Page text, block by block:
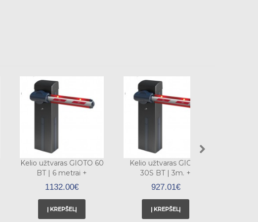
Kelio užtvaras GIOTO 60
BT | 6 metrai +
apsauginė guma
1132.00€
Į KREPŠELĮ
Kelio užtvaras GIOTO
30S BT | 3m. +
apsauginės gumos
927.01€
Į KREPŠELĮ